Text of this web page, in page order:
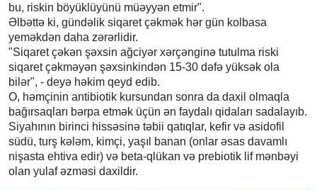
bu, riskin böyüklüyünü müəyyən etmir".
Əlbəttə ki, gündəlik siqaret çəkmək hər gün kolbasa
yeməkdən daha zərərlidir.
"Siqaret çəkən şəxsin ağciyər xərçənginə tutulma riski
siqaret çəkməyən şəxsinkindən 15-30 dəfə yüksək ola
bilər", - deyə həkim qeyd edib.
O, həmçinin antibiotik kursundan sonra da daxil olmaqla
bağırsaqları bərpa etmək üçün ən faydalı qidaları sadalayıb.
Siyahının birinci hissəsinə təbii qatıqlar, kefir və asidofil
südü, turş kələm, kimçi, yaşıl banan (onlar əsas davamlı
nişasta ehtiva edir) və beta-qlükan və prebiotik lif mənbəyi
olan yulaf əzməsi daxildir.